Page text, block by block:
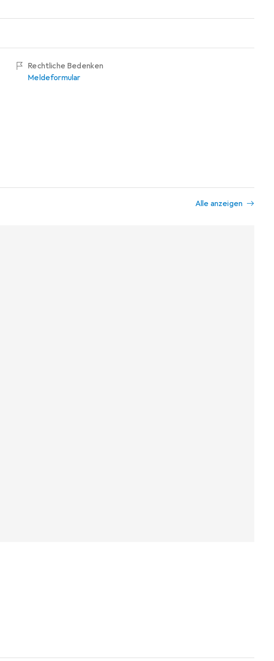
Rechtliche Bedenken
Meldeformular
Alle anzeigen